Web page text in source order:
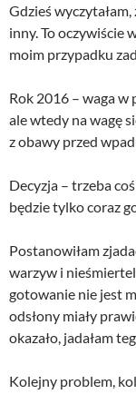
Gdzieś wyczytałam,
inny. To oczywiście
moim przypadku
Rok 2016 – waga w
ale wtedy na wagę
z obawy przed
Decyzja – trzeba
będzie tylko coraz
Postanowiłam
warzyw i
gotowanie nie jest
odsłony miały
okazało, jadałam
Kolejny problem,